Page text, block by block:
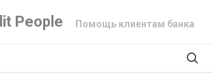
People Помощь клиентам банка